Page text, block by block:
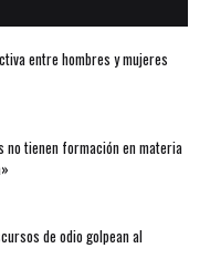
entre hombres y mujeres
no tienen formación en materia
de odio golpean al